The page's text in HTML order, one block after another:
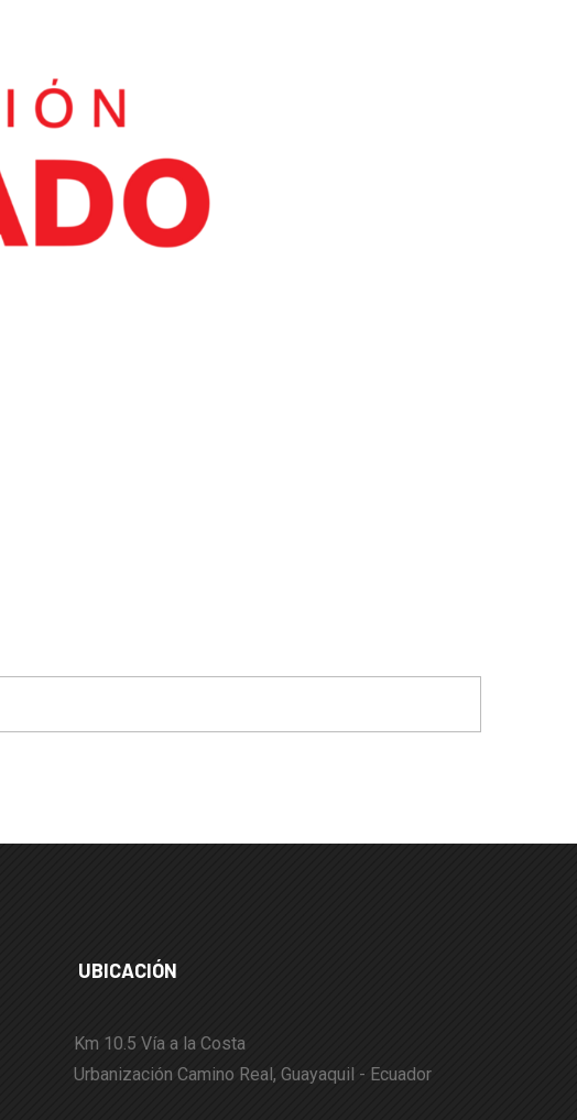
UBICACIÓN
Km 10.5 Vía a la Costa
Urbanización Camino Real, Guayaquil - Ecuador